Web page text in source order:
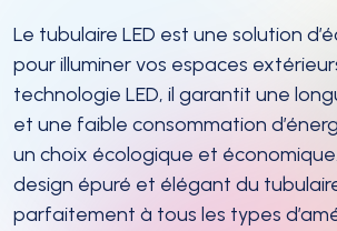
Le tubulaire LED est une solution
pour illuminer vos espaces
technologie LED, il garantit une
et une faible consommation
un choix écologique et
design épuré et élégant du tubulaire
parfaitement à tous les types